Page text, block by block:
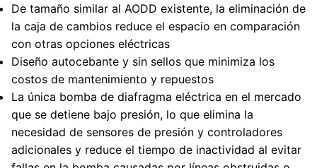
De tamaño similar al AODD existente, la eliminación de
la caja de cambios reduce el espacio en comparación
con otras opciones eléctricas
Diseño autocebante y sin sellos que minimiza los
costos de mantenimiento y repuestos
La única bomba de diafragma eléctrica en el mercado
que se detiene bajo presión, lo que elimina la
necesidad de sensores de presión y controladores
adicionales y reduce el tiempo de inactividad al evitar